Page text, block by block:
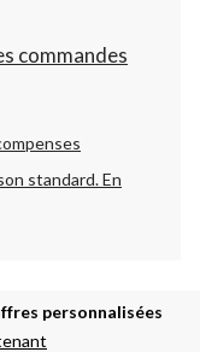
commandes
standard.En
personnalisées